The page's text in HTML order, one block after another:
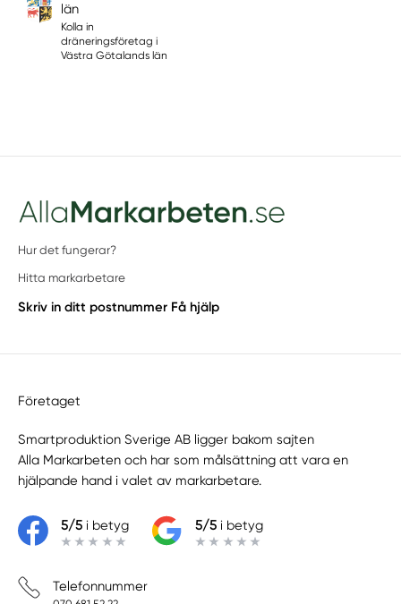
län
Kolla in
dräneringsföretag i
Västra Götalands län
Hur det fungerar?
Hitta markarbetare
Skriv in ditt postnummer Få hjälp
Företaget
Smartproduktion Sverige AB ligger bakom sajten
Alla Markarbeten och har som målsättning att vara en
hjälpande hand i valet av markarbetare.
5/5i betyg 5/5i betyg
Telefonnummer